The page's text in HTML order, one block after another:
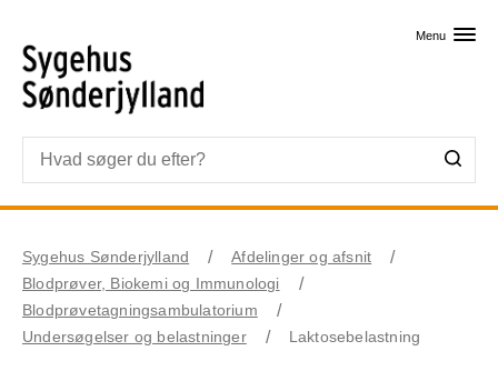
Menu
Sygehus Sønderjylland
Afdelinger og afsnit
Blodprøver, Biokemi og Immunologi
Blodprøvetagningsambulatorium
Undersøgelser og belastninger
Laktosebelastning